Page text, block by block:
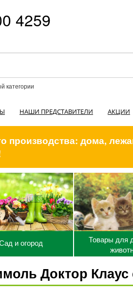
4259
категории
НАШИ ПРЕДСТАВИТЕЛИ АКЦИИ
дома,
и огород
Товары для
Доктор